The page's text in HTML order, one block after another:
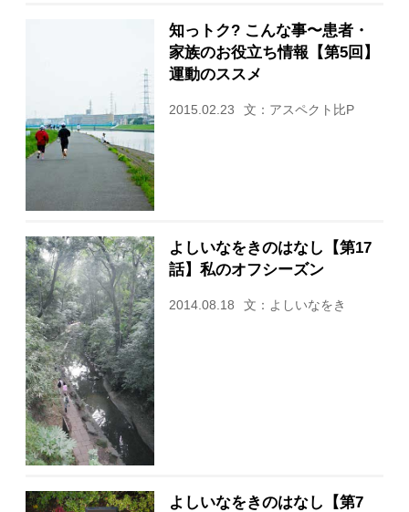
知っトク? こんな事〜患者・
家族のお役立ち情報【第5回】
運動のススメ
2015.02.23 文：アスペクト比P
よしいなをきのはなし【第17
話】私のオフシーズン
2014.08.18 文：よしいなをき
よしいなをきのはなし【第7